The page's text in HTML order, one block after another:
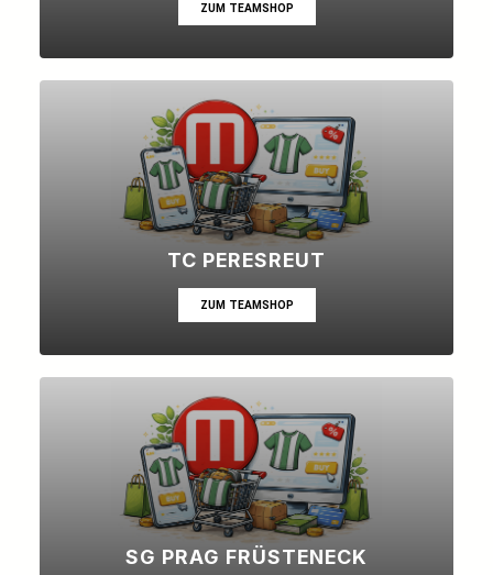
ZUM TEAMSHOP
TC PERESREUT
ZUM TEAMSHOP
SG PRAG FRÜSTENECK